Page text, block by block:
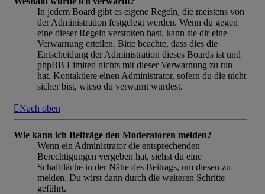
In jedem Board gibt es eigene Regeln, die meistens von
der Administration festgelegt werden. Wenn du gegen
eine dieser Regeln verstoßen hast, kann sie dir eine
Verwarnung erteilen. Bitte beachte, dass dies die
Entscheidung der Administration dieses Boards ist und
phpBB Limited nichts mit dieser Verwarnung zu tun
hat. Kontaktiere einen Administrator, sofern du die nicht
sicher bist, wieso du verwarnt wurdest.
Nach oben
Wie kann ich Beiträge den Moderatoren melden?
Wenn ein Administrator die entsprechenden
Berechtigungen vergeben hat, siehst du eine
Schaltfläche in der Nähe des Beitrags, um diesen zu
melden. Du wirst dann durch die weiteren Schritte
geführt.